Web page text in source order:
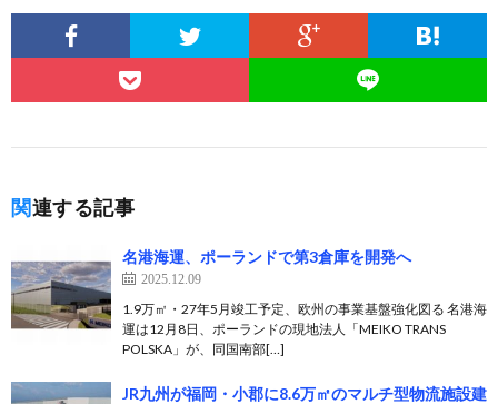
関連する記事
名港海運、ポーランドで第3倉庫を開発へ
2025.12.09
1.9万㎡・27年5月竣工予定、欧州の事業基盤強化図る 名港海
運は12月8日、ポーランドの現地法人「MEIKO TRANS
POLSKA」が、同国南部[…]
JR九州が福岡・小郡に8.6万㎡のマルチ型物流施設建